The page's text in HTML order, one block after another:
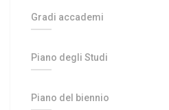
Gradi accademi
Piano degli Studi
Piano del biennio